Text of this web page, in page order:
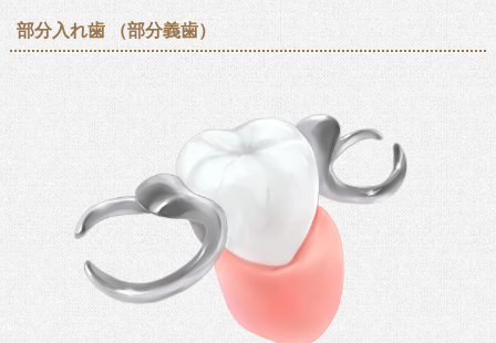
部分入れ歯 （部分義歯）